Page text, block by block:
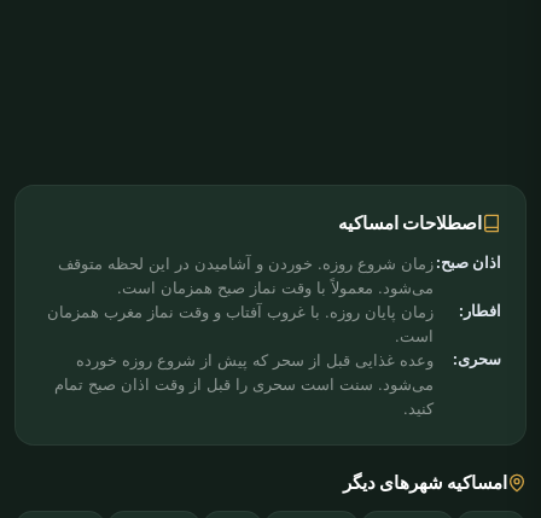
اصطلاحات امساکیه
اذان صبح:زمان شروع روزه. خوردن و آشامیدن در این لحظه متوقف
می‌شود. معمولاً با وقت نماز صبح همزمان است.
افطار:
زمان پایان روزه. با غروب آفتاب و وقت نماز مغرب همزمان
است.
سحری:
وعده غذایی قبل از سحر که پیش از شروع روزه خورده
می‌شود. سنت است سحری را قبل از وقت اذان صبح تمام
کنید.
امساکیه شهرهای دیگر